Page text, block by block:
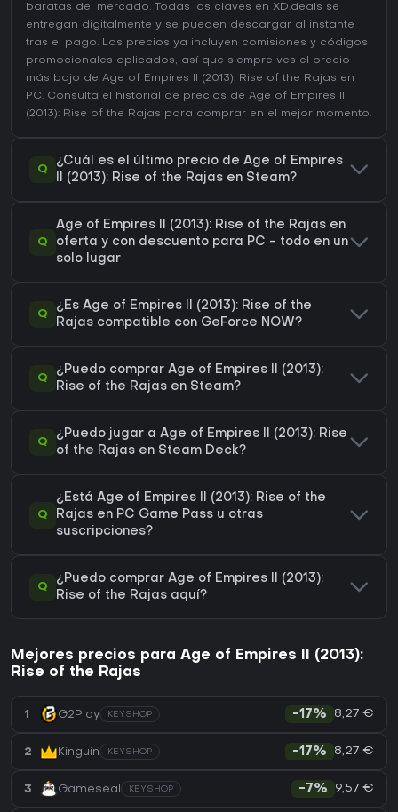
baratas del mercado. Todas las claves en XD.deals se
entregan digitalmente y se pueden descargar al instante
tras el pago. Los precios ya incluyen comisiones y códigos
promocionales aplicados, así que siempre ves el precio
más bajo de Age of Empires II (2013): Rise of the Rajas en
PC. Consulta el
historial de precios de Age of Empires II
(2013): Rise of the Rajas para comprar en el mejor momento.
Q
¿Cuál es el último precio de Age of Empires
II (2013): Rise of the Rajas en Steam?
Q
Age of Empires II (2013): Rise of the Rajas en
oferta y con descuento para PC - todo en un
solo lugar
Q
¿Es Age of Empires II (2013): Rise of the
Rajas compatible con GeForce NOW?
Q
¿Puedo comprar Age of Empires II (2013):
Rise of the Rajas en Steam?
Q
¿Puedo jugar a Age of Empires II (2013): Rise
of the Rajas en Steam Deck?
Q
¿Está Age of Empires II (2013): Rise of the
Rajas en PC Game Pass u otras
suscripciones?
Q
¿Puedo comprar Age of Empires II (2013):
Rise of the Rajas aquí?
Mejores precios para Age of Empires II (2013):
Rise of the Rajas
1 G2Play KEYSHOP -17% 8,27 €
2 Kinguin KEYSHOP -17% 8,27 €
3 Gameseal KEYSHOP -7% 9,57 €